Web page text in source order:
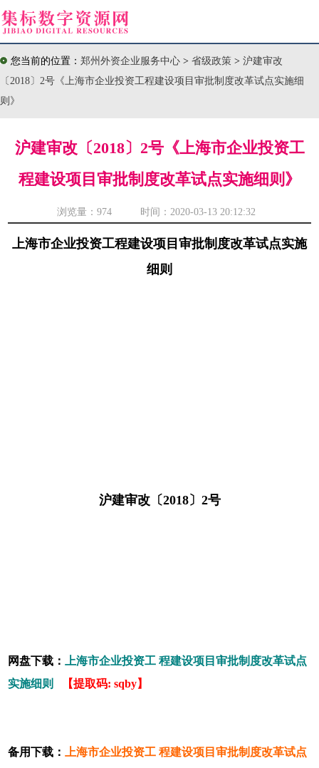
您当前的位置： 郑州外资企业服务中心 > 省级政策 > 沪建审改
〔2018〕2号《上海市企业投资工程建设项目审批制度改革试点实施细
则》
沪建审改〔2018〕2号《上海市企业投资工
程建设项目审批制度改革试点实施细则》
浏览量： 974 时间：2020-03-13 20:12:32
上海市企业投资工程建设项目审批制度改革试点实施
细则
沪建审改〔2018〕2号
网盘下载：
上海市企业投资工 程建设项目审批制度改革试点
实施细则
【提取码: sqby】
备用下载：
上海市企业投资工 程建设项目审批制度改革试点